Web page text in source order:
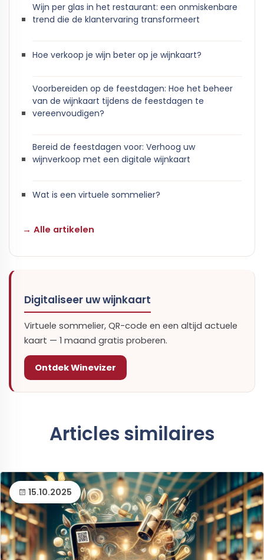
Wijn per glas in het restaurant: een onmiskenbare
trend die de klantervaring transformeert
Hoe verkoop je wijn beter op je wijnkaart?
Voorbereiden op de feestdagen: Hoe het beheer
van de wijnkaart tijdens de feestdagen te
vereenvoudigen?
Bereid de feestdagen voor: Verhoog uw
wijnverkoop met een digitale wijnkaart
Wat is een virtuele sommelier?
→ Alle artikelen
Digitaliseer uw wijnkaart
Virtuele sommelier, QR-code en een altijd actuele
kaart — 1 maand gratis proberen.
Ontdek Winevizer
Articles similaires
15.10.2025